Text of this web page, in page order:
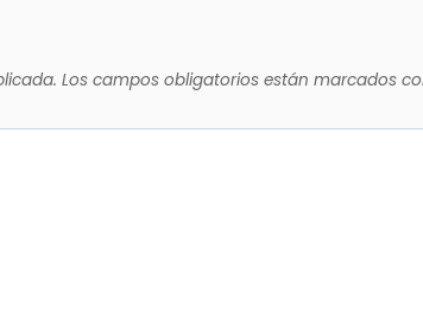
Los campos obligatorios están marcados